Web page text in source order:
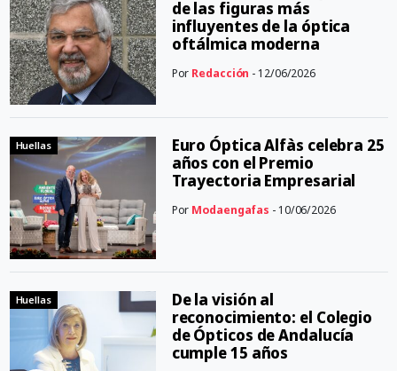
de las figuras más
influyentes de la óptica
oftálmica moderna
Por Redacción - 12/06/2026
Huellas
Euro Óptica Alfàs celebra 25
años con el Premio
Trayectoria Empresarial
Por Modaengafas - 10/06/2026
Huellas
De la visión al
reconocimiento: el Colegio
de Ópticos de Andalucía
cumple 15 años